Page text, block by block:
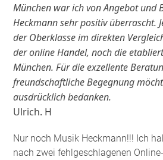
München war ich von Angebot und
Heckmann sehr positiv überrascht.
der Oberklasse im direkten
der online Handel, noch die
München. Für die exzellente
freundschaftliche Begegnung
ausdrücklich bedanken.
Ulrich. H
Nur noch Musik Heckmann!!! Ich
nach zwei fehlgeschlagenen